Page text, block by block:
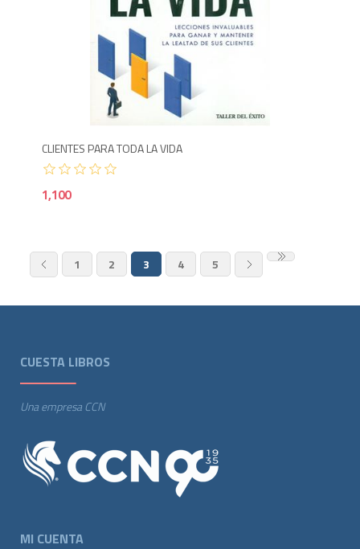
CLIENTES PARA TODA LA VIDA
1,100
1 2 3 4 5
CUESTA LIBROS
Una empresa CCN
MI CUENTA